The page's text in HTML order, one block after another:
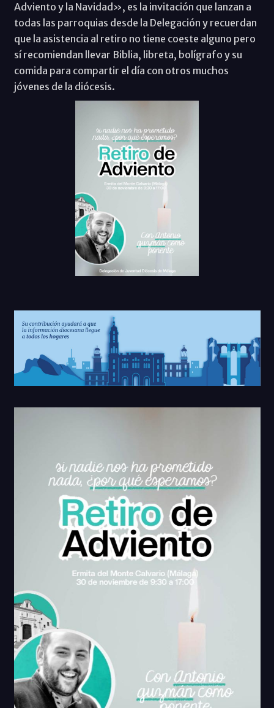
Adviento y la Navidad», es la invitación que lanzan a
todas las parroquias desde la Delegación y recuerdan
que la asistencia al retiro no tiene coeste alguno pero
sí recomiendan llevar Biblia, libreta, bolígrafo y su
comida para compartir el día con otros muchos
jóvenes de la diócesis.